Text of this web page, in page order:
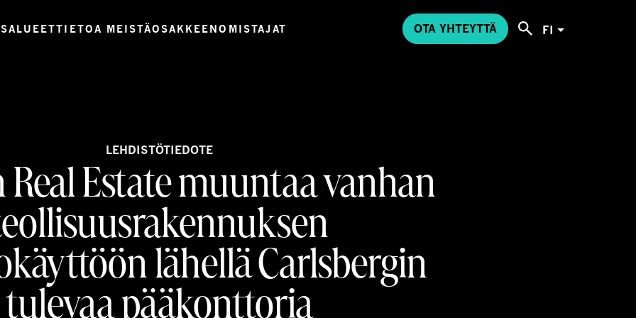
TIETOA MEISTÄOSAKKEENOMISTAJAT OTA YHTEYTTÄ FI
LEHDISTÖTIEDOTE
Real Estate muuntaa vanhan
lähellä Carlsbergin
tulevaa pääkonttoria